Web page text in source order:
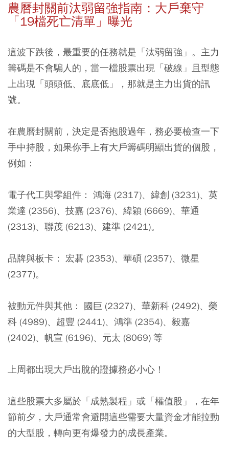
農曆封關前汰弱留強指南：大戶棄守
「19檔死亡清單」曝光
這波下跌後，最重要的任務就是「汰弱留強」。主力
籌碼是不會騙人的，當一檔股票出現「破線」且型態
上出現「頭頭低、底底低」，那就是主力出貨的訊
號。
在農曆封關前，決定是否抱股過年，務必要檢查一下
手中持股，如果你手上有大戶籌碼明顯出貨的個股，
例如：
電子代工與零組件： 鴻海 (2317)、緯創 (3231)、英
業達 (2356)、技嘉 (2376)、緯穎 (6669)、華通
(2313)、聯茂 (6213)、建準 (2421)。
品牌與板卡： 宏碁 (2353)、華碩 (2357)、微星
(2377)。
被動元件與其他： 國巨 (2327)、華新科 (2492)、榮
科 (4989)、超豐 (2441)、鴻準 (2354)、毅嘉
(2402)、帆宣 (6196)、元太 (8069) 等
上周都出現大戶出脫的證據務必小心！
這些股票大多屬於「成熟製程」或「權值股」，在年
節前夕，大戶通常會避開這些需要大量資金才能拉動
的大型股，轉向更有爆發力的成長產業。